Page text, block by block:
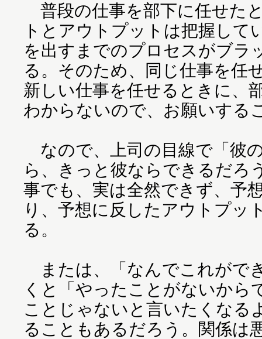
普段の仕事を部下に任せた
トとアウトプットは把握して
を出すまでのプロセスがブラ
る。そのため、同じ仕事を任
新しい仕事を任せるときに、
わからないので、お願いする
なので、上司の目線で「彼
ら、きっと彼ならできるだろ
事でも、実は全然できず、予
り、予想に反したアウトプッ
る。
または、「なんでこれがで
くと「やったことがないから
ことじゃないと言いたくなる
ることもあるだろう。関係は